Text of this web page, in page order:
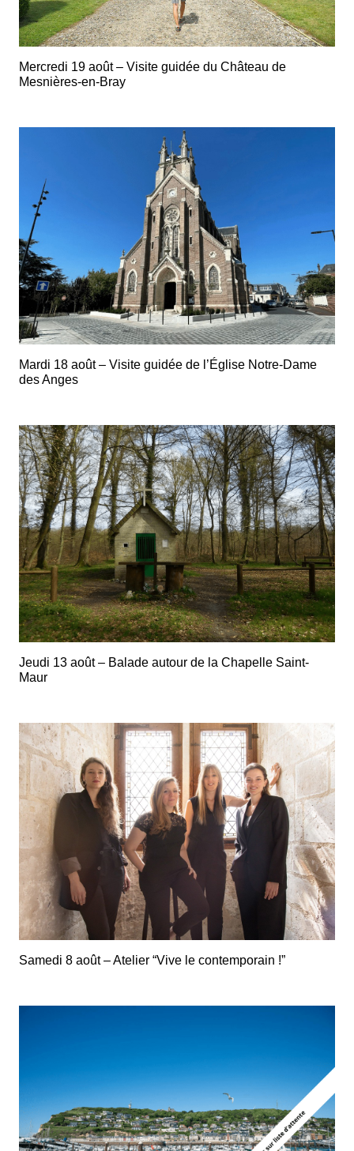
Mercredi 19 août – Visite guidée du Château de
Mesnières-en-Bray
Mardi 18 août – Visite guidée de l’Église Notre-Dame
des Anges
Jeudi 13 août – Balade autour de la Chapelle Saint-
Maur
Samedi 8 août – Atelier “Vive le contemporain !”